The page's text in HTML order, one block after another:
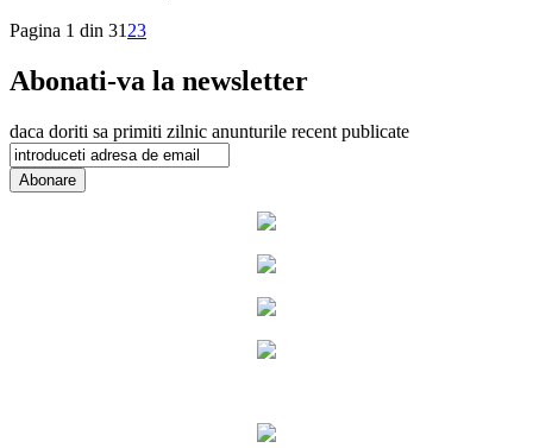
Pagina 1 din 31 23
Abonati-va la newsletter
daca doriti sa primiti zilnic anunturile recent publicate